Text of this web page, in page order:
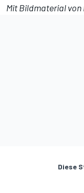
Mit Bildmaterial von
Diese